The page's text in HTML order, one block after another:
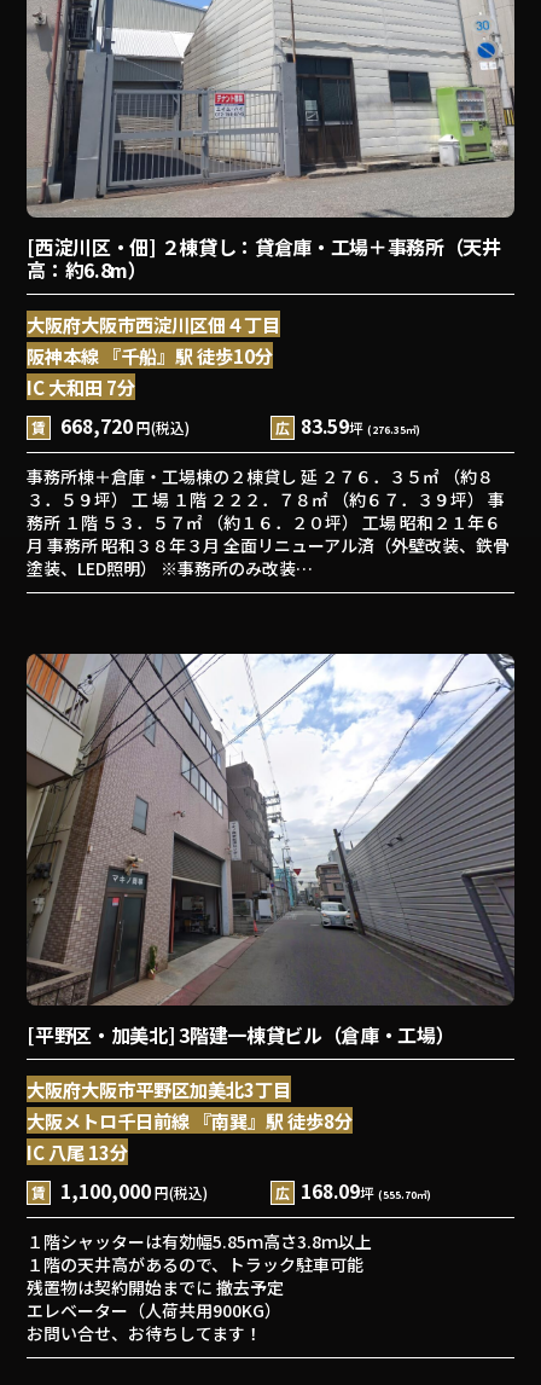
[西淀川区・佃] ２棟貸し：貸倉庫・工場＋事務所（天井
高：約6.8m）
大阪府大阪市西淀川区佃４丁目
阪神本線 『千船』駅 徒歩10分
IC 大和田 7分
賃 668,720円(税込) 広 83.59坪 (276.35㎡)
事務所棟＋倉庫・工場棟の２棟貸し 延 ２７６．３５㎡ （約８
３．５９坪） 工 場 １階 ２２２．７８㎡ （約６７．３９坪） 事
務所 １階 ５３．５７㎡ （約１６．２０坪） 工場 昭和２１年６
月 事務所 昭和３８年３月 全面リニューアル済（外壁改装、鉄骨
塗装、LED照明） ※事務所のみ改装…
[平野区・加美北] 3階建一棟貸ビル（倉庫・工場）
大阪府大阪市平野区加美北3丁目
大阪メトロ千日前線 『南巽』駅 徒歩8分
IC 八尾 13分
賃 1,100,000円(税込) 広 168.09坪 (555.70㎡)
１階シャッターは有効幅5.85ｍ高さ3.8ｍ以上
１階の天井高があるので、トラック駐車可能
残置物は契約開始までに 撤去予定
エレベーター（人荷共用900KG）
お問い合せ、お待ちしてます！